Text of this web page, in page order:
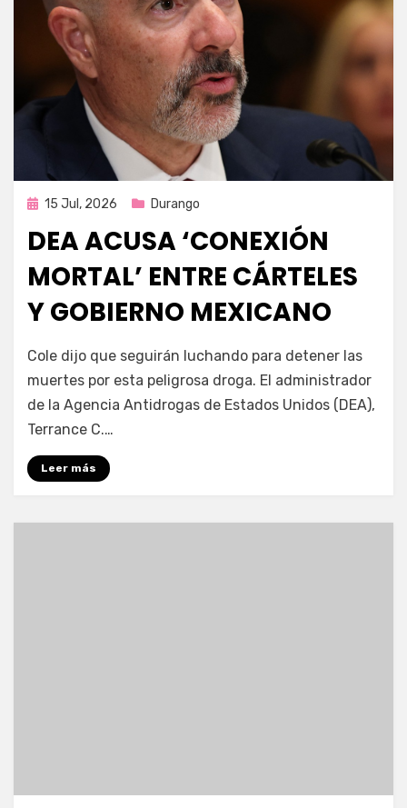
Publicada
15 Jul, 2026 Durango
DEA ACUSA ‘CONEXIÓN
MORTAL’ ENTRE CÁRTELES
Y GOBIERNO MEXICANO
por Fernando Miranda Servín
Cole dijo que seguirán luchando para detener las
muertes por esta peligrosa droga. El administrador
de la Agencia Antidrogas de Estados Unidos (DEA),
Terrance C.…
Leer más